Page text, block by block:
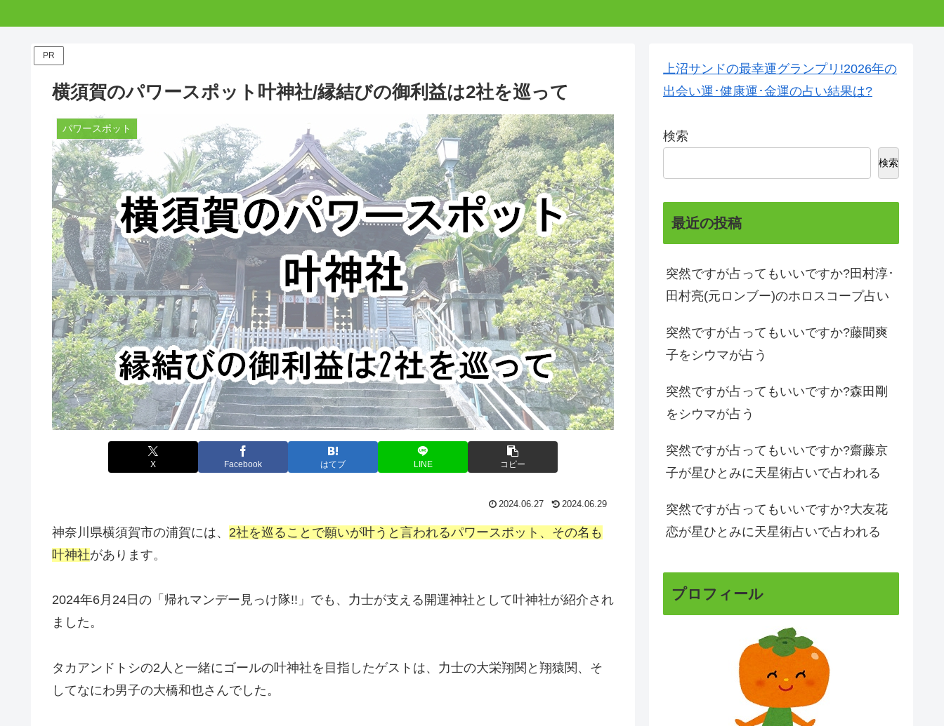
PR
横須賀のパワースポット叶神社/縁結びの御利益は2社を巡って
パワースポット
X Facebook はてブ LINE コピー
2024.06.27 2024.06.29
神奈川県横須賀市の浦賀には、 2社を巡ることで願いが叶うと言われるパワースポット、その名も
叶神社があります。
2024年6月24日の「帰れマンデー見っけ隊!!」でも、力士が支える開運神社として叶神社が紹介され
ました。
タカアンドトシの2人と一緒にゴールの叶神社を目指したゲストは、力士の大栄翔関と翔猿関、そ
してなにわ男子の大橋和也さんでした。
上沼サンドの最幸運グランプリ!2026年の
出会い運･健康運･金運の占い結果は?
検索
検索
最近の投稿
突然ですが占ってもいいですか?田村淳･
田村亮(元ロンブー)のホロスコープ占い
突然ですが占ってもいいですか?藤間爽
子をシウマが占う
突然ですが占ってもいいですか?森田剛
をシウマが占う
突然ですが占ってもいいですか?齋藤京
子が星ひとみに天星術占いで占われる
突然ですが占ってもいいですか?大友花
恋が星ひとみに天星術占いで占われる
プロフィール